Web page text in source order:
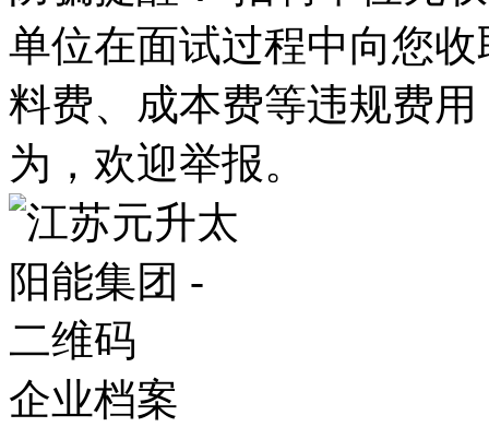
单位在面试过程中向您
料费、成本费等违规费
为，欢迎举报。
企业档案